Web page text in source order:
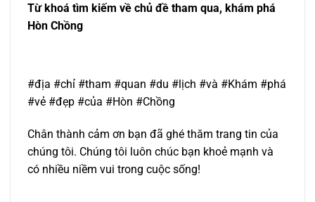
Từ khoá tìm kiếm về chủ đề tham qua, khám phá
Hòn Chồng
#địa #chỉ #tham #quan #du #lịch #và #Khám #phá
#vẻ #đẹp #của #Hòn #Chồng
Chân thành cảm ơn bạn đã ghé thăm trang tin của
chúng tôi. Chúng tôi luôn chúc bạn khoẻ mạnh và
có nhiều niềm vui trong cuộc sống!